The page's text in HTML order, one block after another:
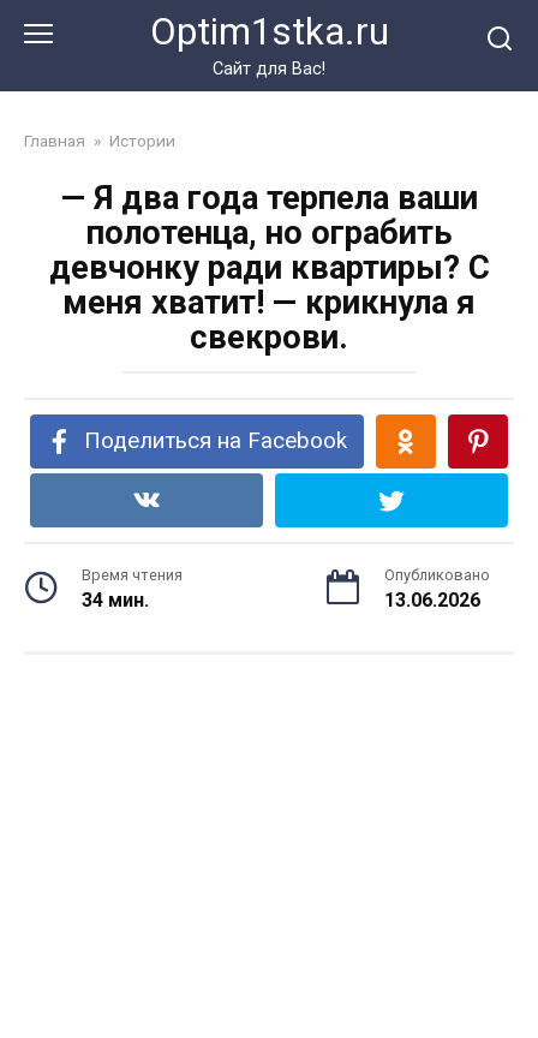
Optim1stka.ru
Сайт для Вас!
Главная » Истории
— Я два года терпела ваши
полотенца, но ограбить
девчонку ради квартиры? С
меня хватит! — крикнула я
свекрови.
Поделиться на Facebook
Время чтения
34 мин.
Опубликовано
13.06.2026